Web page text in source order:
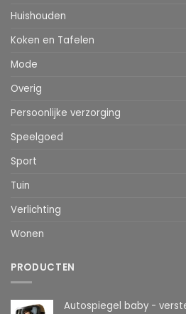
Huishouden
Koken en Tafelen
Mode
Overig
Persoonlijke verzorging
Speelgoed
Sport
Tuin
Verlichting
Wonen
PRODUCTEN
Autospiegel baby - verstelbare spiegel hoofdsteun achterbank -